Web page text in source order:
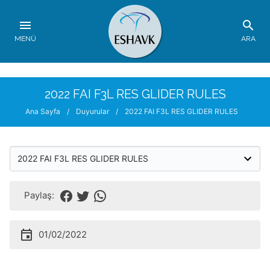
MENÜ ARA
2022 FAI F3L RES GLIDER RULES
Ana Sayfa / Duyurular / 2022 FAI F3L RES GLIDER RULES
Paylaş:
01/02/2022